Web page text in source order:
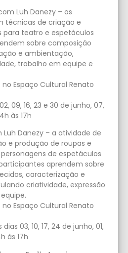
Luh Danezy – os
técnicas de criação e
teatro e espetáculos
sobre composição
e ambientação,
trabalho em equipe e
Espaço Cultural Renato
09, 16, 23 e 30 de junho, 07,
às 17h
Danezy – a atividade de
e produção de roupas e
de espetáculos
aprendem sobre
caracterização e
criatividade, expressão
Espaço Cultural Renato
03, 10, 17, 24 de junho, 01,
às 17h